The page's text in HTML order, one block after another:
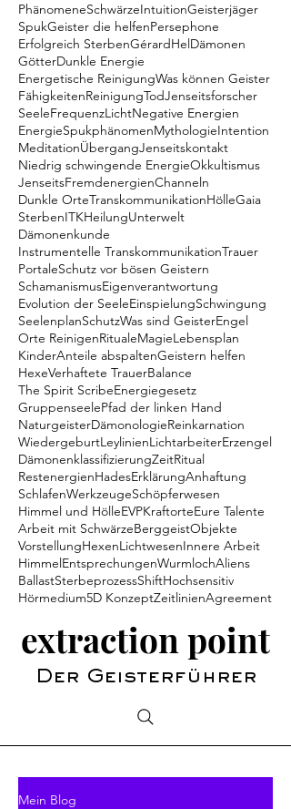
PhänomeneSchwärzeIntuitionGeisterjäger
SpukGeister die helfenPersephone
Erfolgreich SterbenGérardHelDämonen
GötterDunkle Energie
Energetische ReinigungWas können Geister
FähigkeitenReinigungTodJenseitsforscher
SeeleFrequenzLichtNegative Energien
EnergieSpukphänomenMythologieIntention
MeditationÜbergangJenseitskontakt
Niedrig schwingende EnergieOkkultismus
JenseitsFremdenergienChanneln
Dunkle OrteTranskommunikationHölleGaia
SterbenITKHeilungUnterwelt
Dämonenkunde
Instrumentelle TranskommunikationTrauer
PortaleSchutz vor bösen Geistern
SchamanismusEigenverantwortung
Evolution der SeeleEinspielungSchwingung
SeelenplanSchutzWas sind GeisterEngel
Orte ReinigenRitualeMagieLebensplan
KinderAnteile abspaltenGeistern helfen
HexeVerhaftete TrauerBalance
The Spirit ScribeEnergiegesetz
GruppenseelePfad der linken Hand
NaturgeisterDämonologieReinkarnation
WiedergeburtLeylinienLichtarbeiterErzengel
DämonenklassifizierungZeitRitual
RestenergienHadesErklärungAnhaftung
SchlafenWerkzeugeSchöpferwesen
Himmel und HölleEVPKraftorteEure Talente
Arbeit mit SchwärzeBerggeistObjekte
VorstellungHexenLichtwesenInnere Arbeit
HimmelEntsprechungenWurmlochAliens
BallastSterbeprozessShiftHochsensitiv
Hörmedium5D KonzeptZeitlinienAgreement
extraction point
Der Geisterführer
Mein Blog